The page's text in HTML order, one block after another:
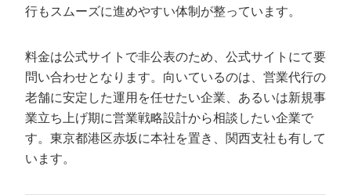
行もスムーズに進めやすい体制が整っています。
料金は公式サイトで非公表のため、公式サイトにて要
問い合わせとなります。向いているのは、営業代行の
老舗に安定した運用を任せたい企業、あるいは新規事
業立ち上げ期に営業戦略設計から相談したい企業で
す。東京都港区赤坂に本社を置き、関西支社も有して
います。